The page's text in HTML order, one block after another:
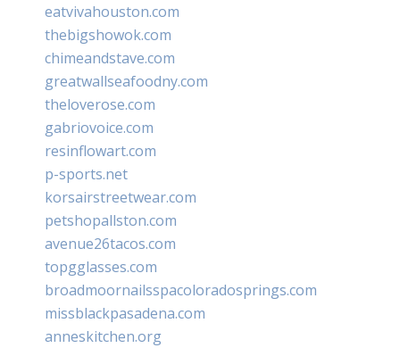
eatvivahouston.com
thebigshowok.com
chimeandstave.com
greatwallseafoodny.com
theloverose.com
gabriovoice.com
resinflowart.com
p-sports.net
korsairstreetwear.com
petshopallston.com
avenue26tacos.com
topgglasses.com
broadmoornailsspacoloradosprings.com
missblackpasadena.com
anneskitchen.org